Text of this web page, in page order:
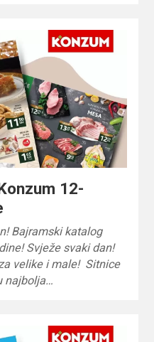
12-
Bajramski katalog
Svježe svaki dan!
velike i male! Sitnice
najbolja…